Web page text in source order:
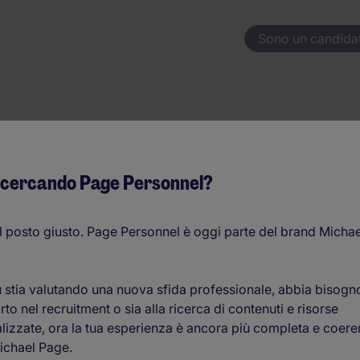
Sono un
-
Page Personnel?
posto giusto. Page Personnel è oggi parte del brand
stia valutando una nuova sfida professionale, abbia
nel recruitment o sia alla ricerca di contenuti e risorse
ora la tua esperienza è ancora più completa e
Page.